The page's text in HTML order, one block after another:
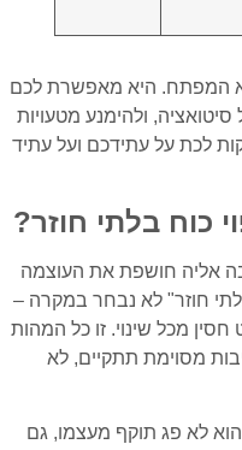
המפתח. היא מאפשרת לכם
ולהימנע מטעויות
לכת על עתידכם ועל עתיד
כוח בלתי חוזר?
אליה חושפת את העוצמה
חוזר" לא נבחר במקרה –
מכל שינוי. זו כל המהות
מסוימת תתקיים, לא
הוא לא פג תוקף מעצמו, גם